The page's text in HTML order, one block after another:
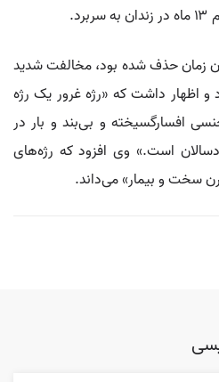
زمان حذف شده بود، مخالفت شدید
و اظهار داشت که «رژه غرور یک رژه
افسارگسیخته و بی‌بند و بار در
است.» وی افزود که رژه‌های
سخت و بیمار» می‌داند.